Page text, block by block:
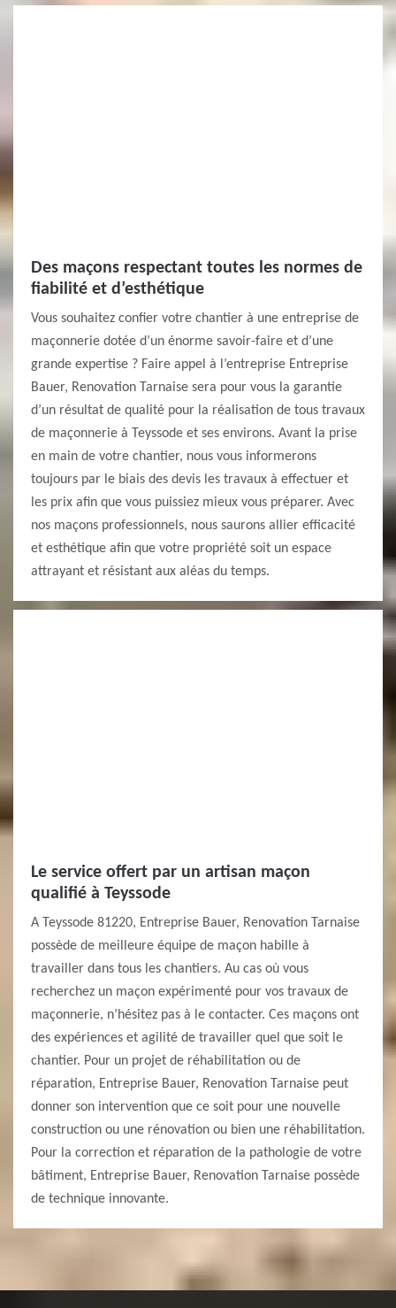
Des maçons respectant toutes les normes de
fiabilité et d’esthétique
Vous souhaitez confier votre chantier à une entreprise de
maçonnerie dotée d’un énorme savoir-faire et d’une
grande expertise ? Faire appel à l’entreprise Entreprise
Bauer, Renovation Tarnaise sera pour vous la garantie
d’un résultat de qualité pour la réalisation de tous travaux
de maçonnerie à Teyssode et ses environs. Avant la prise
en main de votre chantier, nous vous informerons
toujours par le biais des devis les travaux à effectuer et
les prix afin que vous puissiez mieux vous préparer. Avec
nos maçons professionnels, nous saurons allier efficacité
et esthétique afin que votre propriété soit un espace
attrayant et résistant aux aléas du temps.
Le service offert par un artisan maçon
qualifié à Teyssode
A Teyssode 81220, Entreprise Bauer, Renovation Tarnaise
possède de meilleure équipe de maçon habille à
travailler dans tous les chantiers. Au cas où vous
recherchez un maçon expérimenté pour vos travaux de
maçonnerie, n’hésitez pas à le contacter. Ces maçons ont
des expériences et agilité de travailler quel que soit le
chantier. Pour un projet de réhabilitation ou de
réparation, Entreprise Bauer, Renovation Tarnaise peut
donner son intervention que ce soit pour une nouvelle
construction ou une rénovation ou bien une réhabilitation.
Pour la correction et réparation de la pathologie de votre
bâtiment, Entreprise Bauer, Renovation Tarnaise possède
de technique innovante.